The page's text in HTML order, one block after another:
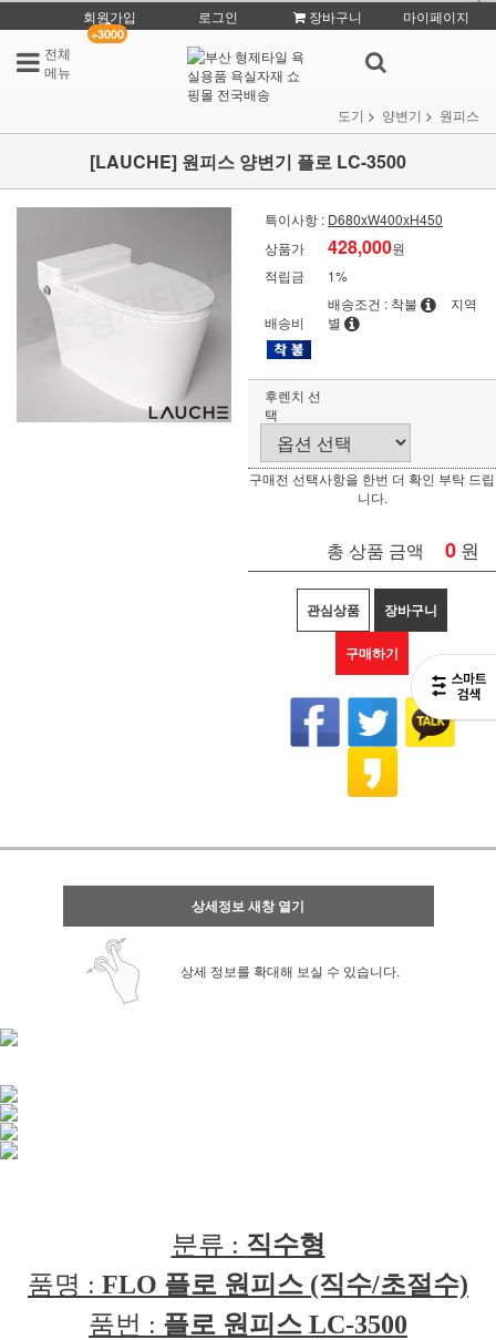
회원가입
+3000
로그인 장바구니
마이페이지
전체
메뉴
도기 양변기 원피스
[LAUCHE] 원피스 양변기 플로 LC-3500
특이사항 : D680xW400xH450
상품가
428,000원
적립금
1%
배송비
배송조건 : 착불
지역
별
후렌치 선
택
구매전 선택사항을 한번 더 확인 부탁 드립
니다.
총 상품 금액 0 원
관심상품 장바구니
구매하기
상세정보 새창 열기
상세 정보를 확대해 보실 수 있습니다.
분류 : 직수형
품명 : FLO 플로 원피스 (직수/초절수)
품번 : 플로 원피스 LC-3500